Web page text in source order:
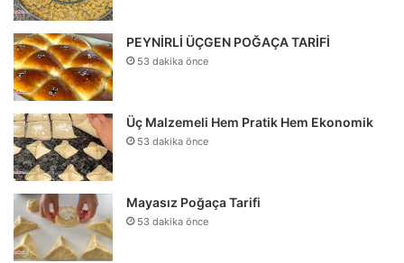
PEYNİRLİ ÜÇGEN POĞAÇA TARİFİ
53 dakika önce
Üç Malzemeli Hem Pratik Hem Ekonomik
53 dakika önce
Mayasız Poğaça Tarifi
53 dakika önce